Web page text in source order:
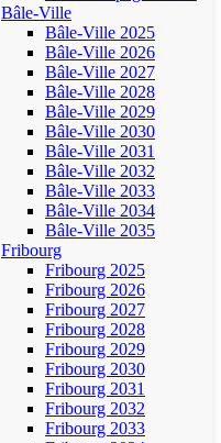
Bâle-Ville
Bâle-Ville 2025
Bâle-Ville 2026
Bâle-Ville 2027
Bâle-Ville 2028
Bâle-Ville 2029
Bâle-Ville 2030
Bâle-Ville 2031
Bâle-Ville 2032
Bâle-Ville 2033
Bâle-Ville 2034
Bâle-Ville 2035
Fribourg
Fribourg 2025
Fribourg 2026
Fribourg 2027
Fribourg 2028
Fribourg 2029
Fribourg 2030
Fribourg 2031
Fribourg 2032
Fribourg 2033